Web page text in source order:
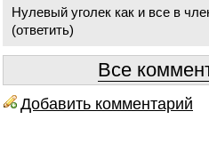
Нулевый уголек как и все в
(ответить)
Все
Добавить комментарий